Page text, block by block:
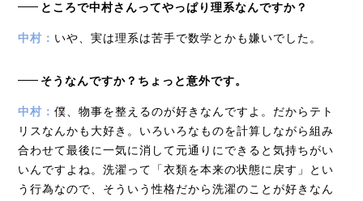
ところで中村さんってやっぱり理系なんですか？
中村： いや、実は理系は苦手で数学とかも嫌いでした。
そうなんですか？ちょっと意外です。
中村：僕、物事を整えるのが好きなんですよ。だからテト
リスなんかも大好き。いろいろなものを計算しながら組み
合わせて最後に一気に消して元通りにできると気持ちがい
いんですよね。洗濯って「衣類を本来の状態に戻す」とい
う行為なので、そういう性格だから洗濯のことが好きなん